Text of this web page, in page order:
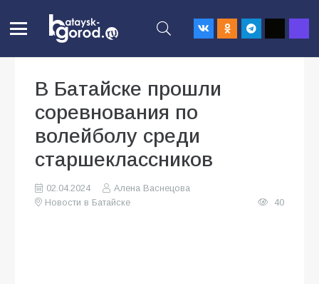
В Батайске прошли
соревнования по
волейболу среди
старшеклассников
02.04.2024
Алена Васнецова
Новости в Батайске
40